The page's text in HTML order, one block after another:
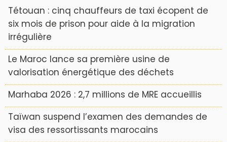
Tétouan : cinq chauffeurs de taxi écopent de
six mois de prison pour aide à la migration
irrégulière
Le Maroc lance sa première usine de
valorisation énergétique des déchets
Marhaba 2026 : 2,7 millions de MRE accueillis
Taïwan suspend l’examen des demandes de
visa des ressortissants marocains